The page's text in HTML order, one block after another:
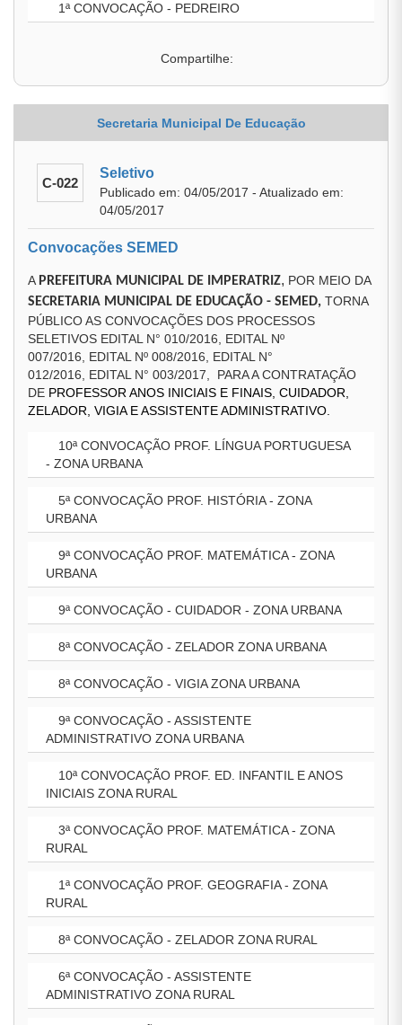
1ª CONVOCAÇÃO - PEDREIRO
Compartilhe:
Secretaria Municipal De Educação
C-022
Seletivo
Publicado em: 04/05/2017 - Atualizado em:
04/05/2017
Convocações SEMED
A PREFEITURA MUNICIPAL DE IMPERATRIZ, POR MEIO DA
SECRETARIA MUNICIPAL DE EDUCAÇÃO - SEMED, TORNA
PÚBLICO AS CONVOCAÇÕES DOS PROCESSOS
SELETIVOS EDITAL N° 010/2016, EDITAL Nº
007/2016, EDITAL Nº 008/2016, EDITAL N°
012/2016, EDITAL N° 003/2017, PARA A CONTRATAÇÃO
DE PROFESSOR ANOS INICIAIS E FINAIS, CUIDADOR,
ZELADOR, VIGIA E ASSISTENTE ADMINISTRATIVO.
10ª CONVOCAÇÃO PROF. LÍNGUA PORTUGUESA
- ZONA URBANA
5ª CONVOCAÇÃO PROF. HISTÓRIA - ZONA
URBANA
9ª CONVOCAÇÃO PROF. MATEMÁTICA - ZONA
URBANA
9ª CONVOCAÇÃO - CUIDADOR - ZONA URBANA
8ª CONVOCAÇÃO - ZELADOR ZONA URBANA
8ª CONVOCAÇÃO - VIGIA ZONA URBANA
9ª CONVOCAÇÃO - ASSISTENTE
ADMINISTRATIVO ZONA URBANA
10ª CONVOCAÇÃO PROF. ED. INFANTIL E ANOS
INICIAIS ZONA RURAL
3ª CONVOCAÇÃO PROF. MATEMÁTICA - ZONA
RURAL
1ª CONVOCAÇÃO PROF. GEOGRAFIA - ZONA
RURAL
8ª CONVOCAÇÃO - ZELADOR ZONA RURAL
6ª CONVOCAÇÃO - ASSISTENTE
ADMINISTRATIVO ZONA RURAL